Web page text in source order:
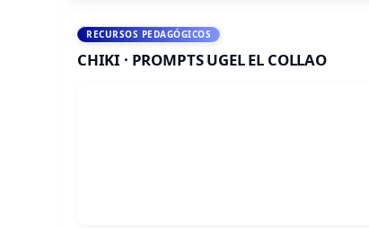
RECURSOS PEDAGÓGICOS
CHIKI · PROMPTS UGEL EL COLLAO